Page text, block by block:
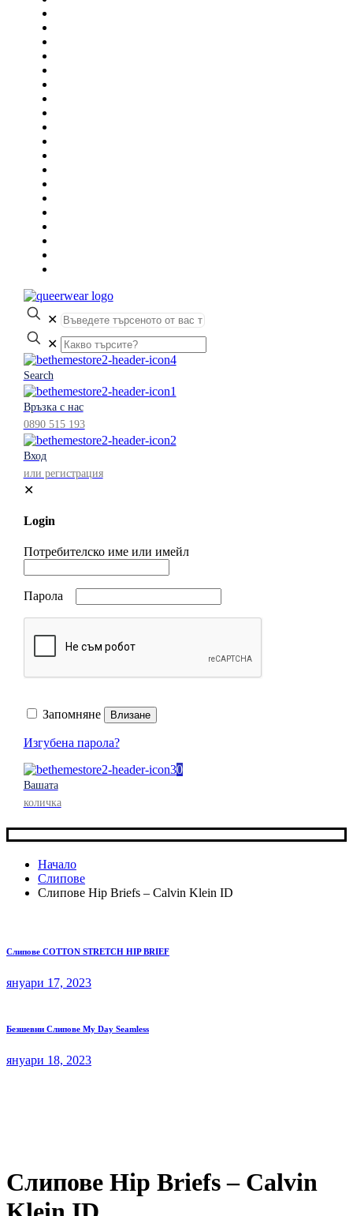
✕
✕
Search
Връзка с нас
0890 515 193
Вход
или регистрация
✕
Login
Потребителско име или имейл
Парола
Запомняне Влизане
Изгубена парола?
0
Вашата
количка
Начало
Слипове
Слипове Hip Briefs – Calvin Klein ID
Слипове COTTON STRETCH HIP BRIEF
януари 17, 2023
Безшевни Слипове My Day Seamless
януари 18, 2023
Слипове Hip Briefs – Calvin